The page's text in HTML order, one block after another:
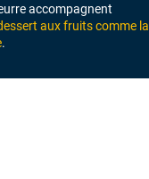
accompagnent
aux fruits comme la
.